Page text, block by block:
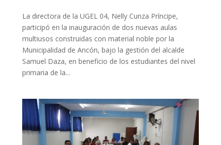
La directora de la UGEL 04, Nelly Cunza Príncipe,
participó en la inauguración de dos nuevas aulas
multiusos construidas con material noble por la
Municipalidad de Ancón, bajo la gestión del alcalde
Samuel Daza, en beneficio de los estudiantes del nivel
primaria de la...